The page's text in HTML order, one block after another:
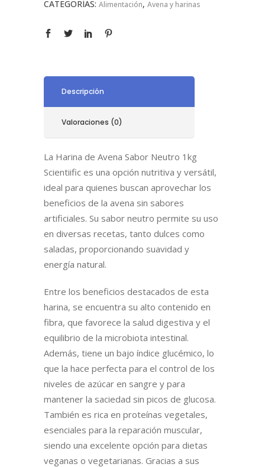
CATEGORÍAS: Alimentación, Avena y harinas
Descripción
Valoraciones (0)
La Harina de Avena Sabor Neutro 1kg
Scientiific es una opción nutritiva y versátil,
ideal para quienes buscan aprovechar los
beneficios de la avena sin sabores
artificiales. Su sabor neutro permite su uso
en diversas recetas, tanto dulces como
saladas, proporcionando suavidad y
energía natural.
Entre los beneficios destacados de esta
harina, se encuentra su alto contenido en
fibra, que favorece la salud digestiva y el
equilibrio de la microbiota intestinal.
Además, tiene un bajo índice glucémico, lo
que la hace perfecta para el control de los
niveles de azúcar en sangre y para
mantener la saciedad sin picos de glucosa.
También es rica en proteínas vegetales,
esenciales para la reparación muscular,
siendo una excelente opción para dietas
veganas o vegetarianas. Gracias a sus